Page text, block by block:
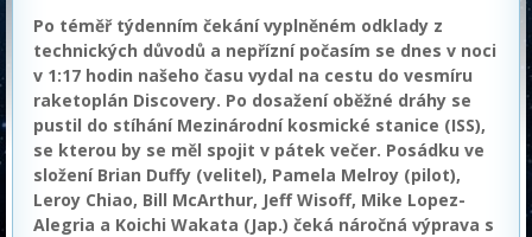
Po téměř týdenním čekání vyplněném odklady z
technických důvodů a nepřízní počasím se dnes v noci
v 1:17 hodin našeho času vydal na cestu do vesmíru
raketoplán Discovery. Po dosažení oběžné dráhy se
pustil do stíhání Mezinárodní kosmické stanice (ISS),
se kterou by se měl spojit v pátek večer. Posádku ve
složení Brian Duffy (velitel), Pamela Melroy (pilot),
Leroy Chiao, Bill McArthur, Jeff Wisoff, Mike Lopez-
Alegria a Koichi Wakata (Jap.) čeká náročná výprava s